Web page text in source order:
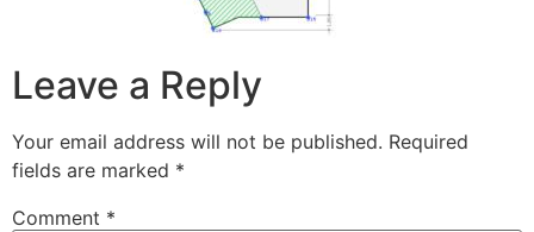
Leave a Reply
Your email address will not be published. Required
fields are marked *
Comment *